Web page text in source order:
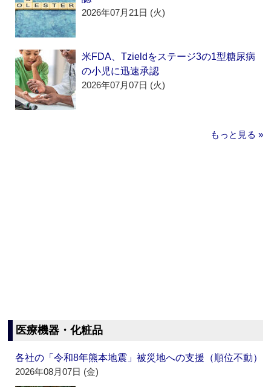
2026年07月21日 (火)
米FDA、Tzieldをステージ3の1型糖尿病
の小児に迅速承認
2026年07月07日 (火)
もっと見る »
医療機器・化粧品
各社の「令和8年熊本地震」被災地への支援（順位不動）
2026年08月07日 (金)